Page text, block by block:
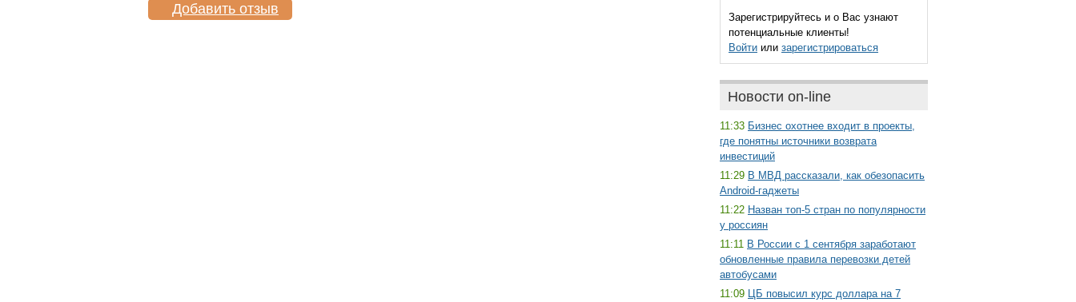
Добавить отзыв
Зарегистрируйтесь и о Вас узнают
потенциальные клиенты!
Войти или зарегистрироваться
Новости on-line
11:33 Бизнес охотнее входит в проекты,
где понятны источники возврата
инвестиций
11:29 В МВД рассказали, как обезопасить
Android-гаджеты
11:22 Назван топ-5 стран по популярности
у россиян
11:11 В России с 1 сентября заработают
обновленные правила перевозки детей
автобусами
11:09 ЦБ повысил курс доллара на 7